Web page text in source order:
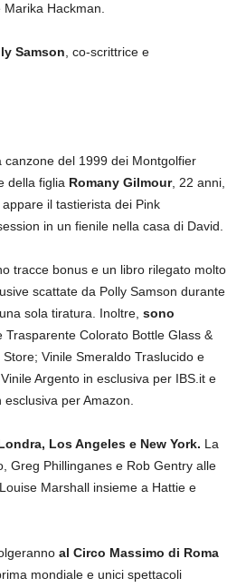
Hackman.
Samson , co-scrittrice e
del 1999 dei Montgolfier
della figlia Romany Gilmour, 22 anni,
il tastierista dei Pink
in un fienile nella casa di David.
tracce bonus e un libro rilegato molto
scattate da Polly Samson durante
sola tiratura. Inoltre, sono
Trasparente Colorato Bottle Glass &
Vinile Smeraldo Traslucido e
Argento in esclusiva per IBS.it e
per Amazon.
Los Angeles e New York. La
Greg Phillinganes e Rob Gentry alle
Marshall insieme a Hattie e
al Circo Massimo di Roma
mondiale e unici spettacoli